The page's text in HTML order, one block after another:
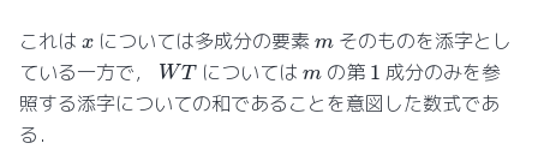
これは x については多成分の要素m そのものを添字とし
ている一方で， WT については mの第 1 成分のみを参
照する添字についての和であることを意図した数式であ
る．